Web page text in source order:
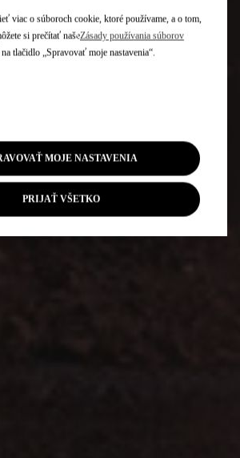
viac o súboroch cookie, ktoré používame, a o tom,
si prečítať našeZásady používania súborov
tlačidlo „Spravovať moje nastavenia“.
MOJE NASTAVENIA
PRIJAŤ VŠETKO